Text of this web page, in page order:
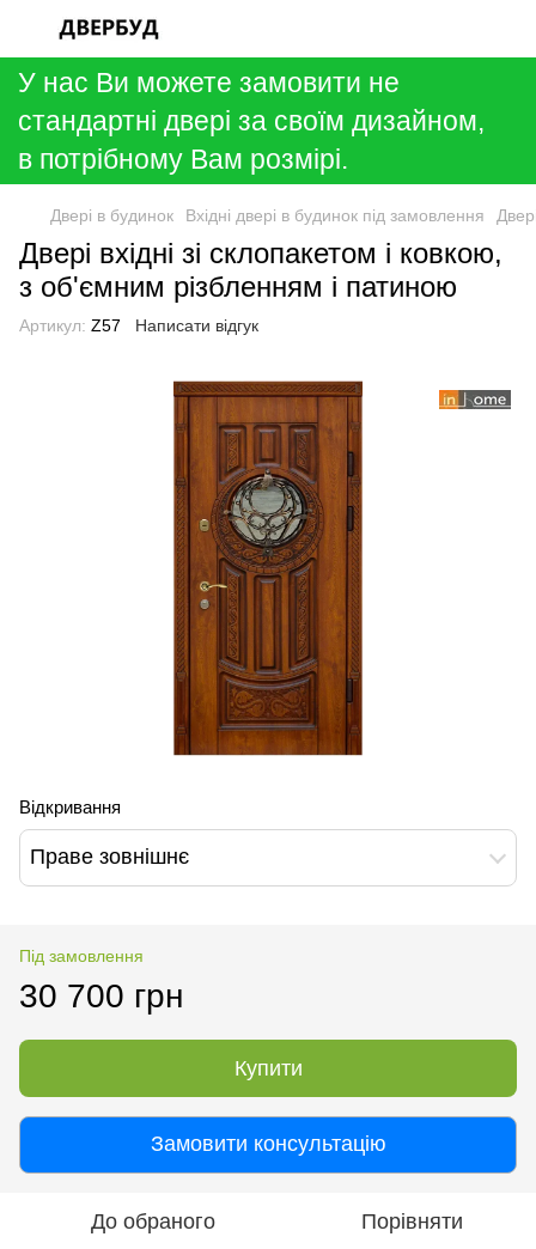
У нас Ви можете замовити не
стандартні двері за своїм дизайном,
в потрібному Вам розмірі.
Двері в будинок Вхідні двері в будинок під замовлення
Двері вхідні зі склопакетом і ковкою,
з об'ємним різбленням і патиною
Артикул: Z57 Написати відгук
Відкривання
Праве зовнішнє
Під замовлення
30 700 грн
Купити
Замовити консультацію
До обраного Порівняти